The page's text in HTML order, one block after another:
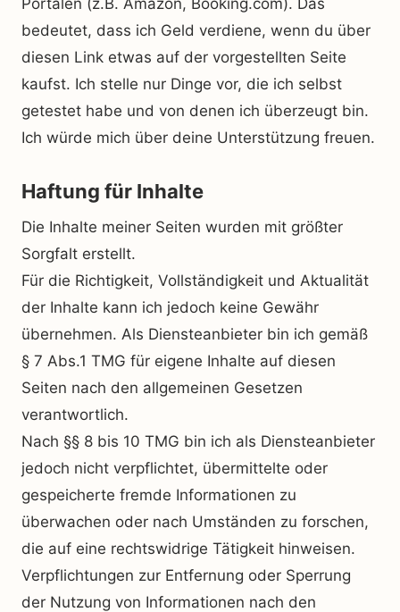
Portalen (z.B. Amazon, Booking.com). Das
bedeutet, dass ich Geld verdiene, wenn du über
diesen Link etwas auf der vorgestellten Seite
kaufst. Ich stelle nur Dinge vor, die ich selbst
getestet habe und von denen ich überzeugt bin.
Ich würde mich über deine Unterstützung freuen.
Haftung für Inhalte
Die Inhalte meiner Seiten wurden mit größter
Sorgfalt erstellt.
Für die Richtigkeit, Vollständigkeit und Aktualität
der Inhalte kann ich jedoch keine Gewähr
übernehmen. Als Diensteanbieter bin ich gemäß
§ 7 Abs.1 TMG für eigene Inhalte auf diesen
Seiten nach den allgemeinen Gesetzen
verantwortlich.
Nach §§ 8 bis 10 TMG bin ich als Diensteanbieter
jedoch nicht verpflichtet, übermittelte oder
gespeicherte fremde Informationen zu
überwachen oder nach Umständen zu forschen,
die auf eine rechtswidrige Tätigkeit hinweisen.
Verpflichtungen zur Entfernung oder Sperrung
der Nutzung von Informationen nach den